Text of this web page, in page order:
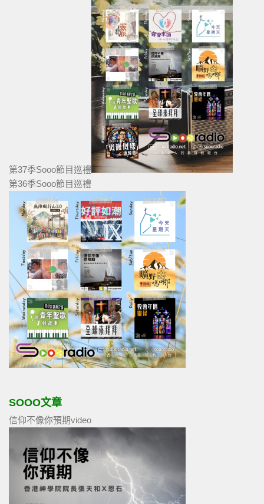
第37季Sooo節目巡禮
第36季Sooo節目巡禮
SOOO文章
信仰不像你預期video